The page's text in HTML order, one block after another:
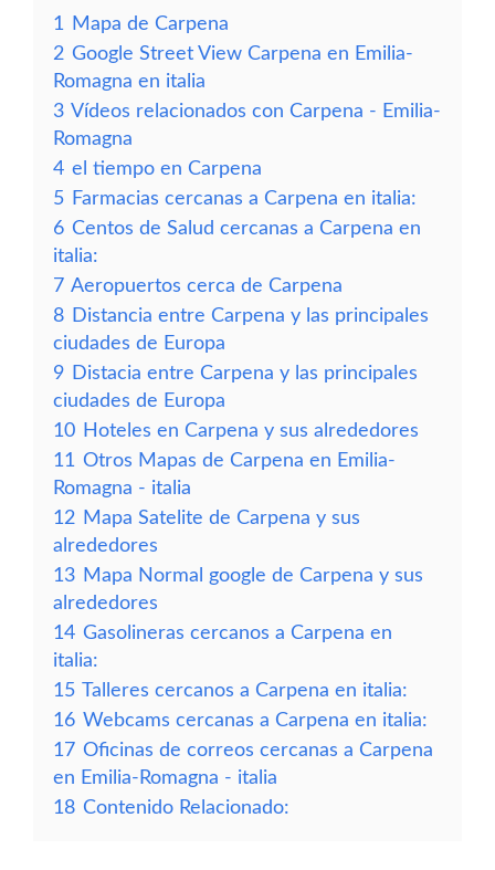
1
Mapa de Carpena
2 Google Street View Carpena en Emilia-
Romagna en italia
3 Vídeos relacionados con Carpena - Emilia-
Romagna
4 el tiempo en Carpena
5 Farmacias cercanas a Carpena en italia:
6 Centos de Salud cercanas a Carpena en
italia:
7 Aeropuertos cerca de Carpena
8 Distancia entre Carpena y las principales
ciudades de Europa
9 Distacia entre Carpena y las principales
ciudades de Europa
10 Hoteles en Carpena y sus alrededores
11 Otros Mapas de Carpena en Emilia-
Romagna - italia
12 Mapa Satelite de Carpena y sus
alrededores
13 Mapa Normal google de Carpena y sus
alrededores
14 Gasolineras cercanos a Carpena en
italia:
15 Talleres cercanos a Carpena en italia:
16 Webcams cercanas a Carpena en italia:
17 Oficinas de correos cercanas a Carpena
en Emilia-Romagna - italia
18 Contenido Relacionado: